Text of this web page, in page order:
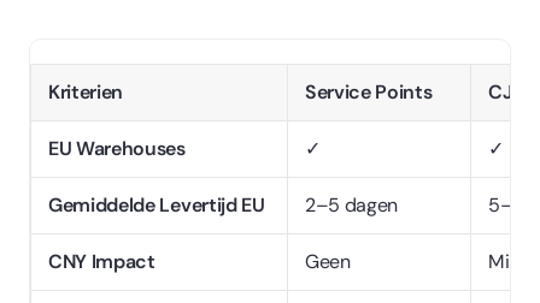
Kriterien Service Points CJ
EU Warehouses ✓ ✓
Gemiddelde Levertijd EU 2–5 dagen 5–10
CNY Impact Geen